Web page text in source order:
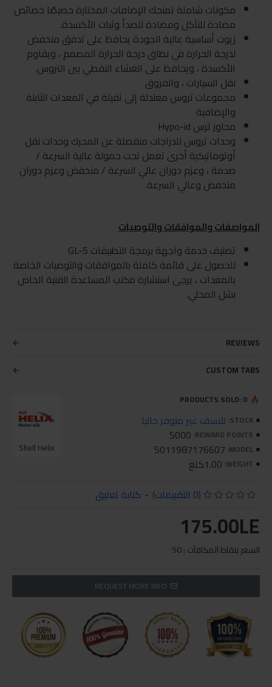
مكونات شاملة تمنحك الإضافات المختارة خصيصًا خصائص
مضادة للتآكل ومضادة للصدأ وثبات الأكسدة.
زيوت أساسية عالية الجودة يحافظ على تدفق منخفض
لدرجة الحرارة في نطاق درجة الحرارة المصمم ، ويقاوم
الأكسدة ، ويحافظ على الغشاء النفطي بين التروس.
نقل السيارات ، والفروق
مجموعات تروس معتدلة إلى ثقيلة في المعدات الثابتة
والإضافية
محاور ترس Hypo-id
وحدات تروس للدراجات منفصلة عن المحرك وحدات نقل
أوتوماتيكية أخرى تعمل تحت حمولة عالية السرعة /
صدمة ، وعزم دوران عالي السرعة / منخفض وعزم دوران
منخفض وعالي السرعة.
المواصفات والموافقات والتوصيات
تصنيف خدمة واجهة برمجة التطبيقات GL-5
للحصول على قائمة كاملة بالموافقات والتوصيات الخاصة
بالمعدات ، يرجى استشارة مكتب المساعدة الفنية الخاص
بشل المحلي.
REVIEWS
CUSTOM TABS
STOCK: للاسف غير متوفر حاليا
REWARD POINTS:
5000
MODEL:
5011987176607
WEIGHT: 1.00كلغ
Shell Helix
PRODUCTS SOLD: 0
(0 التقييمات) - كتابة تعليق
175.00LE
السعر بنقاط المكافآت : 50
REQUEST MORE INFO